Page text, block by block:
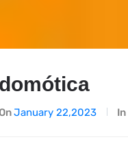
OnJanuary 22,2023 In